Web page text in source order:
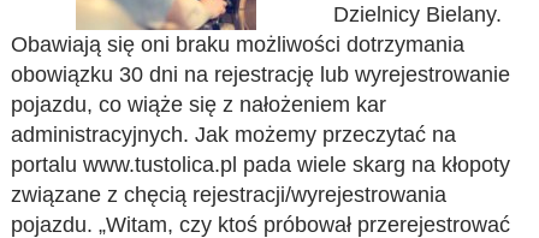
Dzielnicy Bielany.
Obawiają się oni braku możliwości dotrzymania
obowiązku 30 dni na rejestrację lub wyrejestrowanie
pojazdu, co wiąże się z nałożeniem kar
administracyjnych. Jak możemy przeczytać na
portalu www.tustolica.pl pada wiele skarg na kłopoty
związane z chęcią rejestracji/wyrejestrowania
pojazdu. „Witam, czy ktoś próbował przerejestrować